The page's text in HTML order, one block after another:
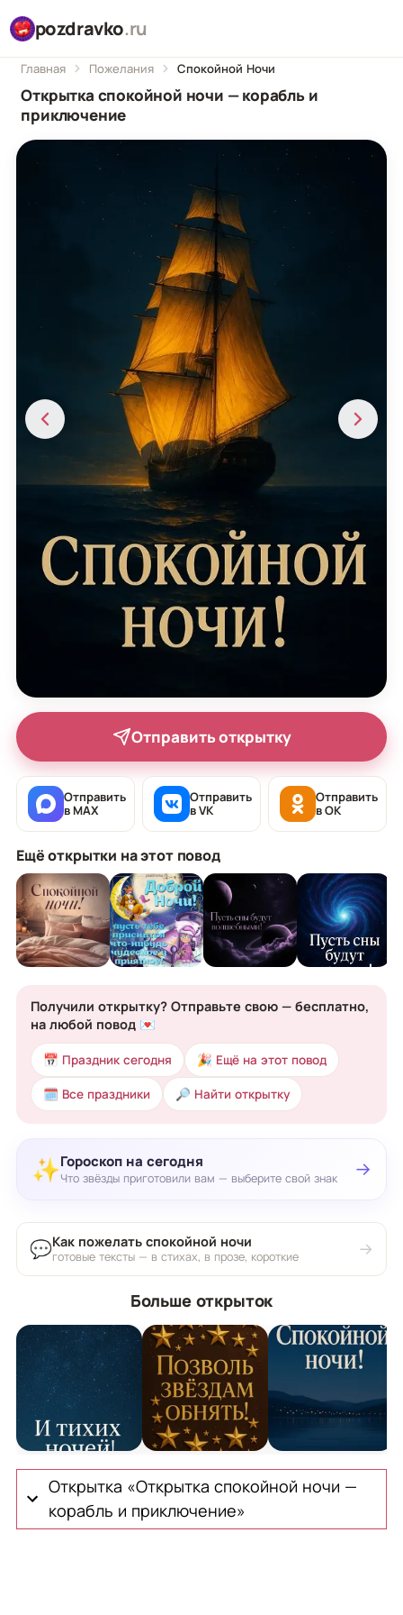
pozdravko.ru
Главная Пожелания Спокойной Ночи
Открытка спокойной ночи — корабль и
приключение
Отправить открытку
Отправить
в MAX
Отправить
в VK
Отправить
в OK
Ещё открытки на этот повод
Получили открытку? Отправьте свою — бесплатно,
на любой повод 💌
📅 Праздник сегодня 🎉 Ещё на этот повод
🗓 Все праздники 🔎 Найти открытку
✨Гороскоп на сегодня
Что звёзды приготовили вам — выберите свой знак →
💬Как пожелать спокойной ночи
готовые тексты — в стихах, в прозе, короткие →
Больше открыток
Открытка «Открытка спокойной ночи —
корабль и приключение»